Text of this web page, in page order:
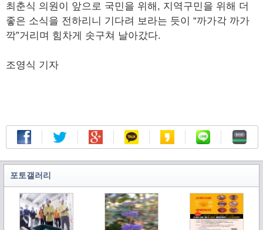
최춘식 의원이 앞으로 국민을 위해, 지역구민을 위해 더
좋은 소식을 전하리니 기다려 보라는 듯이 “까가각 까가
깍”거리며 힘차게 솟구쳐 날아갔다.
조영식 기자
포토갤러리